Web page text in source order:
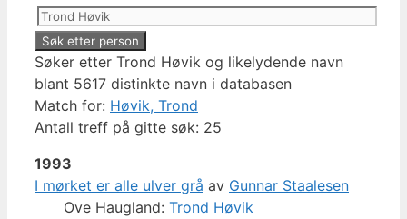
Søker etter Trond Høvik og likelydende navn
blant 5617 distinkte navn i databasen
Match for: Høvik, Trond
Antall treff på gitte søk: 25
1993
I mørket er alle ulver grå av Gunnar Staalesen
Ove Haugland: Trond Høvik